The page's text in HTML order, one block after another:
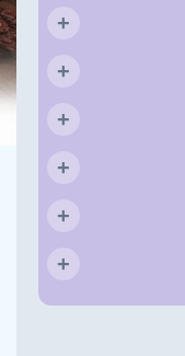
+
+
+
+
+
+